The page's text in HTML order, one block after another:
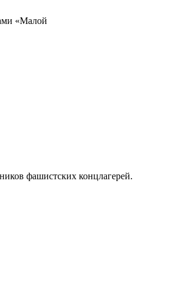
«Малой
фашистских концлагерей.